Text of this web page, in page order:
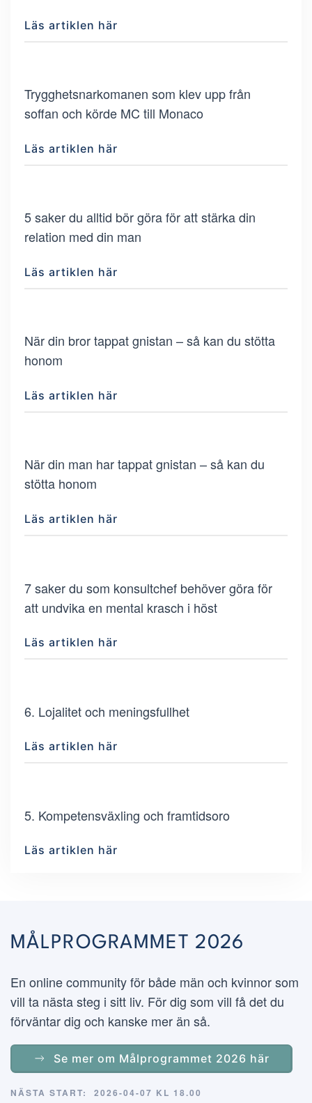
Läs artiklen här
Trygghetsnarkomanen som klev upp från
soffan och körde MC till Monaco
Läs artiklen här
5 saker du alltid bör göra för att stärka din
relation med din man
Läs artiklen här
När din bror tappat gnistan – så kan du stötta
honom
Läs artiklen här
När din man har tappat gnistan – så kan du
stötta honom
Läs artiklen här
7 saker du som konsultchef behöver göra för
att undvika en mental krasch i höst
Läs artiklen här
6. Lojalitet och meningsfullhet
Läs artiklen här
5. Kompetensväxling och framtidsoro
Läs artiklen här
MÅLPROGRAMMET 2026
En online community för både män och kvinnor som
vill ta nästa steg i sitt liv. För dig som vill få det du
förväntar dig och kanske mer än så.
Se mer om Målprogrammet 2026 här
NÄSTA START:
2026-04-07 KL 18.00